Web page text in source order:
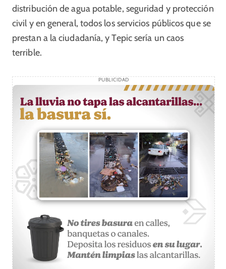
distribución de agua potable, seguridad y protección
civil y en general, todos los servicios públicos que se
prestan a la ciudadanía, y Tepic sería un caos
terrible.
PUBLICIDAD